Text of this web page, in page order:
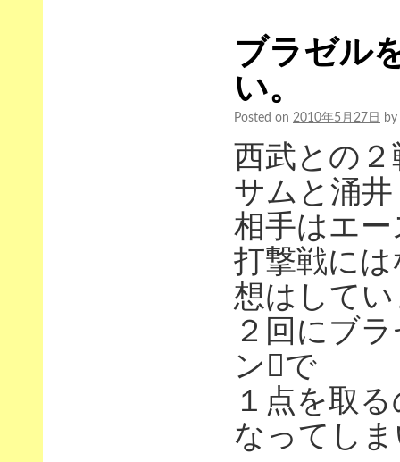
ブラゼル
い。
Posted on 2010年5月27日 by
西武との
サムと涌井
相手はエ
打撃戦に
想はして
２回にブ
ンで
１点を取
なってし